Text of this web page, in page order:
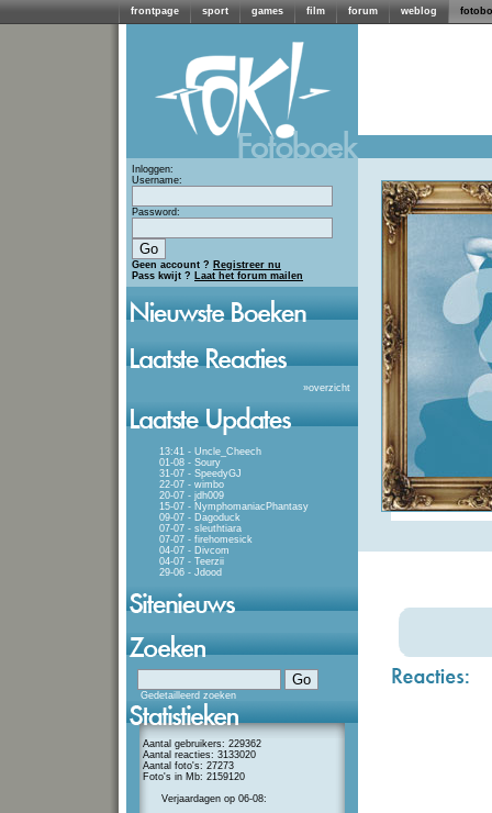
frontpage sport games film forum weblog
Inloggen:
Username:
Password:
Geen account ? Registreer nu
Pass kwijt ? Laat het forum mailen
»overzicht
13:41 - Uncle_Cheech
01-08 - Soury
31-07 - SpeedyGJ
22-07 - wimbo
20-07 - jdh009
15-07 - NymphomaniacPhantasy
09-07 - Dagoduck
07-07 - sleuthtiara
07-07 - firehomesick
04-07 - Divcom
04-07 - Teerzii
29-06 - Jdood
Gedetailleerd zoeken
Aantal gebruikers: 229362
Aantal reacties: 3133020
Aantal foto's: 27273
Foto's in Mb: 2159120
Verjaardagen op 06-08: